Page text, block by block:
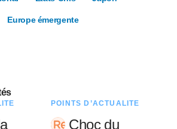
Europe émergente
POINTS D’ACTUALITÉ
Choc du